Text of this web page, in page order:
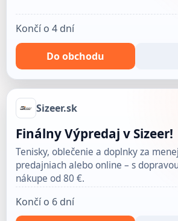
Končí o 4 dní
Do obchodu
Sizeer.sk
Finálny Výpredaj v Sizeer!
Tenisky, oblečenie a doplnky za
predajniach alebo online – s
nákupe od 80 €.
Končí o 6 dní